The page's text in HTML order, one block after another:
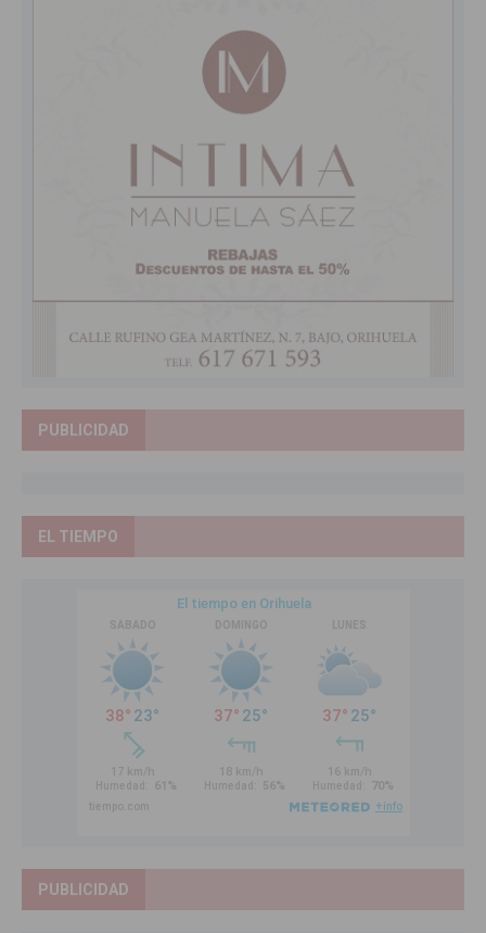
PUBLICIDAD
EL TIEMPO
PUBLICIDAD